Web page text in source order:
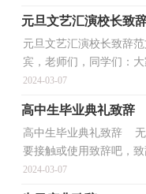
元旦文艺汇演校长致
元旦文艺汇演校长致辞
宾，老师们，同学们：
我们即将走过春华秋实的
2024-03-07
高中生毕业典礼致辞
高中生毕业典礼致辞 无
要接触或使用致辞吧，
祝贺、哀悼等的话。那
2024-03-07